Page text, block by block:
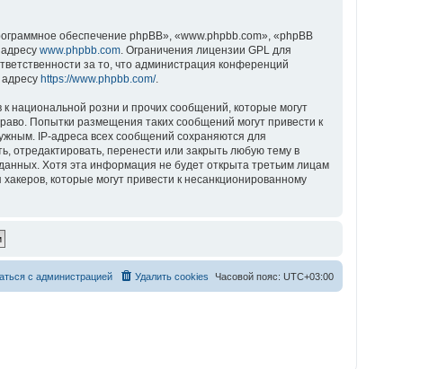
обеспечение phpBB», «www.phpbb.com», «phpBB
www.phpbb.com. Ограничения лицензии GPL для
за то, что администрация конференций
https://www.phpbb.com/.
национальной розни и прочих сообщений, которые могут
Попытки размещения таких сообщений могут привести к
IP-адреса всех сообщений сохраняются для
отредактировать, перенести или закрыть любую тему в
Хотя эта информация не будет открыта третьим лицам
которые могут привести к несанкционированному
Часовой пояс: UTC+03:00
Удалить cookies
с администрацией